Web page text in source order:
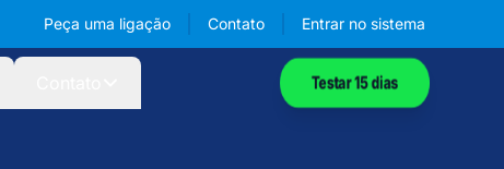
Peça uma ligação Contato Entrar no sistema
Testar 15 dias